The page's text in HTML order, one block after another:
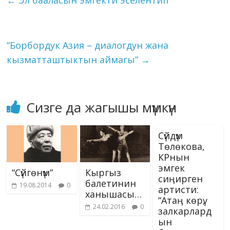
"Менин өлкөм",…
o m n p
k
“Борбордук Азия – диалогдун жана
кызматташтыктын аймагы” →
Сизге да жагышы мүмкүн
“Сүйгөнүм”
19.08.2014 0
Кыргыз
балетинин
ханышасы…
24.02.2016 0
Сүйдүм
Төлөкова,
КРнын
эмгек
сиӊирген
артисти:
“Атаӊ көрү,
залкарлард
ын